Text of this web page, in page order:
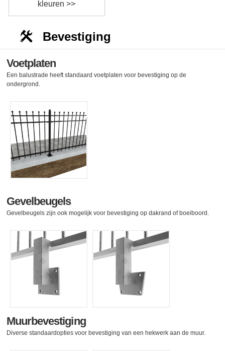
kleuren >>
Bevestiging
Voetplaten
Een balustrade heeft standaard voetplaten voor bevestiging op de
ondergrond.
Gevelbeugels
Gevelbeugels zijn ook mogelijk voor bevestiging op dakrand of boeiboord.
Muurbevestiging
Diverse standaardopties voor bevestiging van een hekwerk aan de muur.